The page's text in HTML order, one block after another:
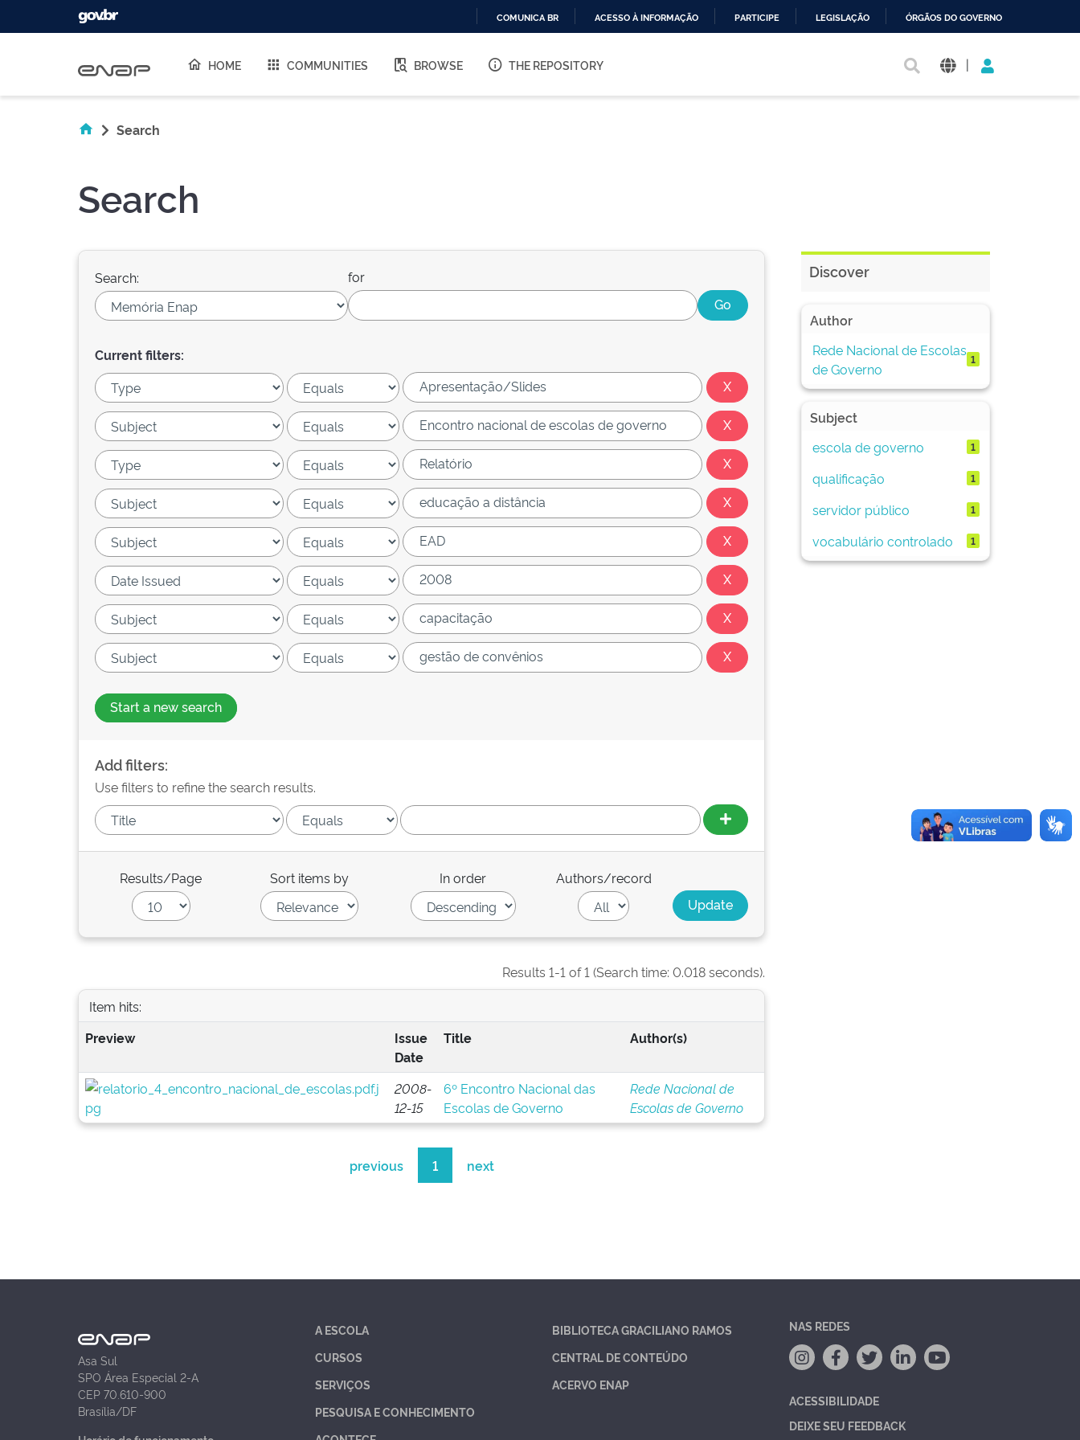
O
COMUNICA BR ACESSO À INFORMAÇÃO PARTICIPE LEGISLAÇÃO ÓRGÃOS DO GOVERNO
HOME COMMUNITIES BROWSE THE REPOSITORY |
Search
Search
Search: for
Current filters:
Start a new search
Add filters:
Use filters to refine the search results.
Results/Page Sort items by In order Authors/record
Results 1-1 of 1 (Search time: 0.018 seconds).
Item hits:
Preview
Issue
Date
Title Author(s)
2008-
12-15
6º Encontro Nacional das
Escolas de Governo
Rede Nacional de
Escolas de Governo
previous 1 next
Discover
Author
Rede Nacional de Escolas
de Governo
1
Subject
escola de governo
1
qualificação 1
servidor público 1
vocabulário controlado 1
Asa Sul
SPO Área Especial 2-A
CEP 70.610-900
Brasília/DF
A ESCOLA
CURSOS
SERVIÇOS
PESQUISA E CONHECIMENTO
BIBLIOTECA GRACILIANO RAMOS
CENTRAL DE CONTEÚDO
ACERVO ENAP
NAS REDES
ACESSIBILIDADE
DEIXE SEU FEEDBACK